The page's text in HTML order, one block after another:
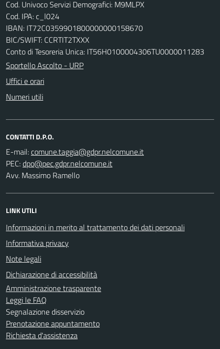
Cod. Univoco Servizi Demografici: M9MLPX
Cod. IPA: c_l024
IBAN: IT72C0359901800000000158670
BIC/SWIFT: CCRTIT2TXXX
Conto di Tesoreria Unica: IT56H0100004306TU0000011283
Sportello Ascolto - URP
Uffici e orari
Numeri utili
CONTATTI D.P.O.
E-mail:
PEC:
Avv. Massimo Ramello
LINK UTILI
Informazioni in merito al trattamento dei dati personali
Informativa privacy
Note legali
Dichiarazione di accessibilità
Amministrazione trasparente
Leggi le FAQ
Segnalazione disservizio
Prenotazione appuntamento
Richiesta d'assistenza